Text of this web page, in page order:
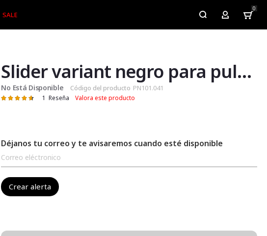
SALE My Account
0
Slider variant negro para pulsar
No Está Disponible Código del producto PN101.041
Valoración: 1 Reseña Valora este producto
Déjanos tu correo y te avisaremos cuando esté disponible